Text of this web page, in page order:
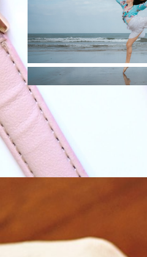
030 25 92 35 99